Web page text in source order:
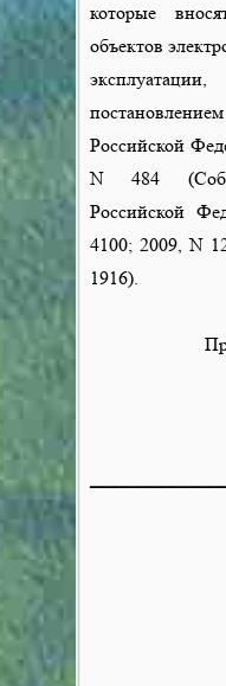
которые
объектов
Российской
N 484
Российской
4100; 2009, N
1916).